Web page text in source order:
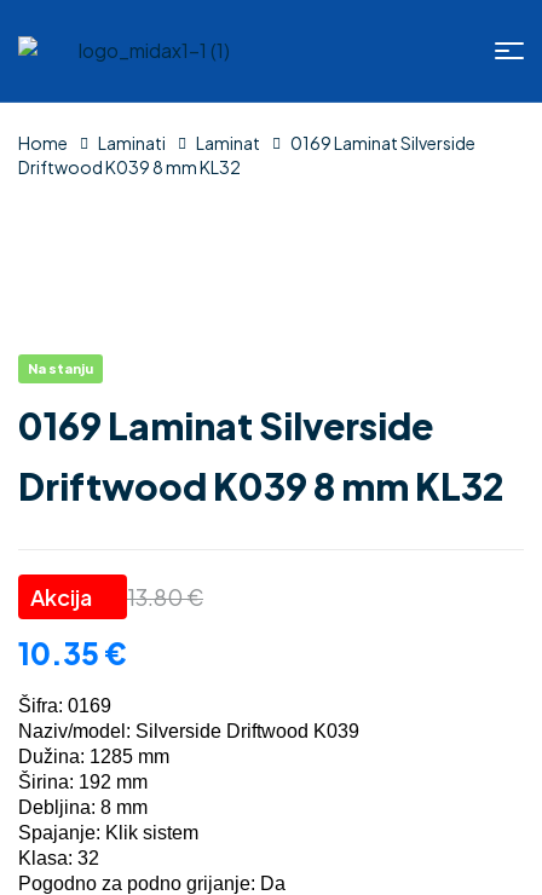
Home Laminati Laminat
0169 Laminat Silverside
Driftwood K039 8 mm KL32
Na stanju
0169 Laminat Silverside
Driftwood K039 8 mm KL32
13.80€
10.35 €
Šifra: 0169
Naziv/model: Silverside Driftwood K039
Dužina: 1285 mm
Širina: 192 mm
Debljina: 8 mm
Spajanje: Klik sistem
Klasa: 32
Pogodno za podno grijanje: Da